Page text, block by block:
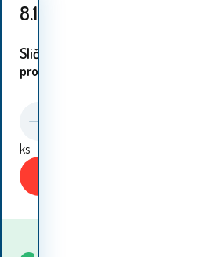
8.10
Slični
proizvodi:
ks